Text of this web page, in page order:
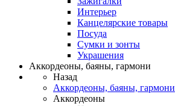
Интерьер
Канцелярские товары
Посуда
Сумки и зонты
Украшения
Аккордеоны, баяны, гармони
Назад
Аккордеоны, баяны, гармони
Аккордеоны